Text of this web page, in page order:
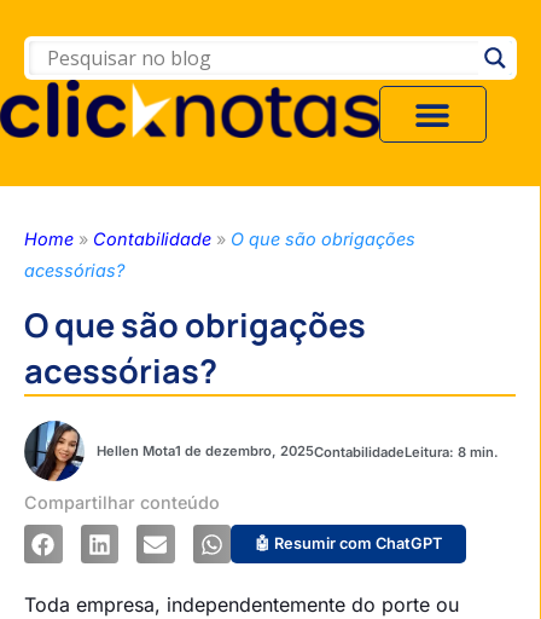
Home » Contabilidade » O que são obrigações
acessórias?
O que são obrigações
acessórias?
Hellen Mota1 de dezembro, 2025Contabilidade
Compartilhar conteúdo
🤖 Resumir com ChatGPT
Toda empresa, independentemente do porte ou